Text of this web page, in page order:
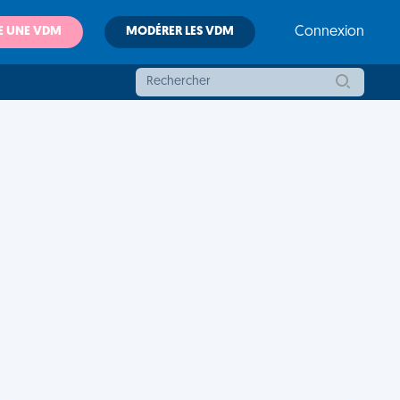
UNE VDM MODÉRER LES VDM Connexion